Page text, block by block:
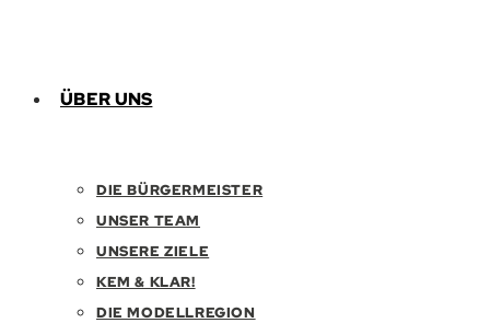
ÜBER UNS
DIE BÜRGERMEISTER
UNSER TEAM
UNSERE ZIELE
KEM & KLAR!
DIE MODELLREGION